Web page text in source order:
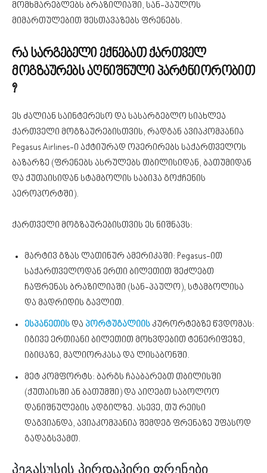
მომხმარებლებს ბრაზილიაში, სან-პაულოს
მიმართულებით შესთავაზებს ფრენებს.
რა სარგებელი ექნებათ ქართველ
მოგზაურებს აღნიშნული პარტნიორობით
?
ეს ძალიან საინტერესო და სასარგებლო სიახლეა
ქართველი მოგზაურებისთვის, რადგან ავიაკომპანია
Pegasus Airlines-ი აქტიურად ოპერირებს საქართველოს
ბაზარზე (ფრენებს ასრულებს თბილისიდან, ბათუმიდან
და ქუთაისიდან სტამბოლის საბიჰა გოქჩენის
აეროპორტში).
ქართველი მოგზაურებისთვის ეს ნიშნავს:
მარტივ გზას ლათინურ ამერიკაში: Pegasus-ით
საქართველოდან ერთი ბილეთით შეძლებთ
ჩაფრენას ბრაზილიაში (სან-პაულო), სტამბოლისა
და მადრიდის გავლით.
ესპანეთის და პორტუგალიის კურორტებზე წვდომას:
იგივე ერთიანი ბილეთით მოხვდებით ტენერიფეზე,
იბიცაზე, მალიორკასა და ლისაბონში.
მეტ კომფორტს: ბარგს ჩააბარებთ თბილისში
(ქუთაისში ან ბათუმში) და აიღებთ საბოლოო
დანიშნულების ადგილზე. ასევე, თუ რეისი
დაგვიანდა, ავიაკომპანია შემდეგ ფრენაზე უფასოდ
გადაგსვამთ.
პეგასუსის პირდაპირი ფრენები